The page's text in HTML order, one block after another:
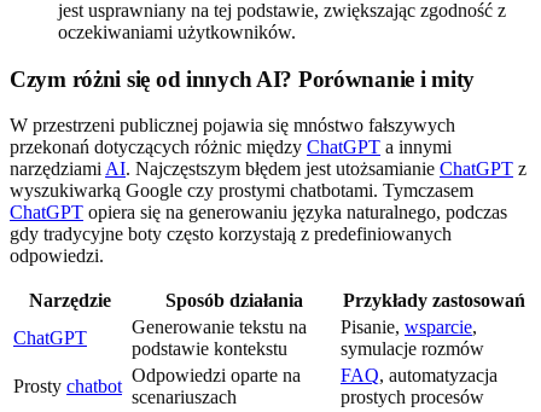
jest usprawniany na tej podstawie, zwiększając zgodność z
oczekiwaniami użytkowników.
Czym różni się od innych AI? Porównanie i mity
W przestrzeni publicznej pojawia się mnóstwo fałszywych
przekonań dotyczących różnic między ChatGPT a innymi
narzędziami AI. Najczęstszym błędem jest utożsamianie ChatGPT z
wyszukiwarką Google czy prostymi chatbotami. Tymczasem
ChatGPT opiera się na generowaniu języka naturalnego, podczas
gdy tradycyjne boty często korzystają z predefiniowanych
odpowiedzi.
Narzędzie Sposób działania
Przykłady zastosowań
ChatGPT
Generowanie tekstu na
podstawie kontekstu
Pisanie, wsparcie,
symulacje rozmów
Prosty chatbot
Odpowiedzi oparte na
scenariuszach
FAQ, automatyzacja
prostych procesów